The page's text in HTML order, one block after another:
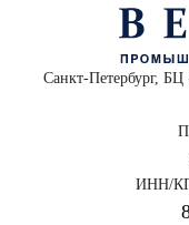
Санкт-Петербург,
ИНН/